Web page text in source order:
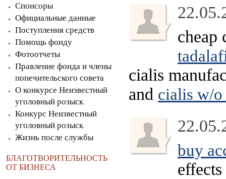
Спонсоры
Официальные данные
Поступления средств
Помощь фонду
Фотоотчеты
Правление фонда и члены
попечительского совета
О конкурсе Неизвестный
уголовный розыск
Конкурс Неизвестный
уголовный розыск
Жизнь после службы
БЛАГОТВОРИТЕЛЬНОСТЬ
ОТ БИЗНЕСА
cheap
cialis
and cialis w/
buy